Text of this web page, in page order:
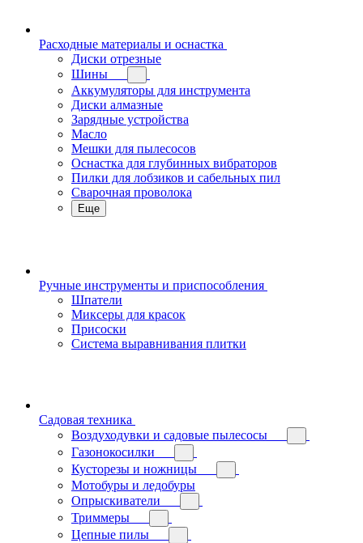
Расходные материалы и оснастка
Диски отрезные
Шины
Аккумуляторы для инструмента
Диски алмазные
Зарядные устройства
Масло
Мешки для пылесосов
Оснастка для глубинных вибраторов
Пилки для лобзиков и сабельных пил
Сварочная проволока
Еще
Ручные инструменты и приспособления
Шпатели
Миксеры для красок
Присоски
Система выравнивания плитки
Садовая техника
Воздуходувки и садовые пылесосы
Газонокосилки
Кусторезы и ножницы
Мотобуры и ледобуры
Опрыскиватели
Триммеры
Цепные пилы